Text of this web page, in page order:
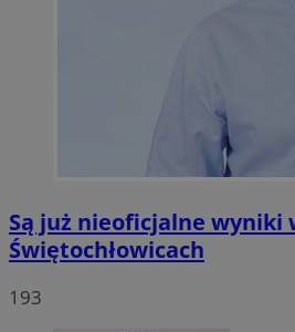
Są już nieoficjalne wyniki
Świętochłowicach
193